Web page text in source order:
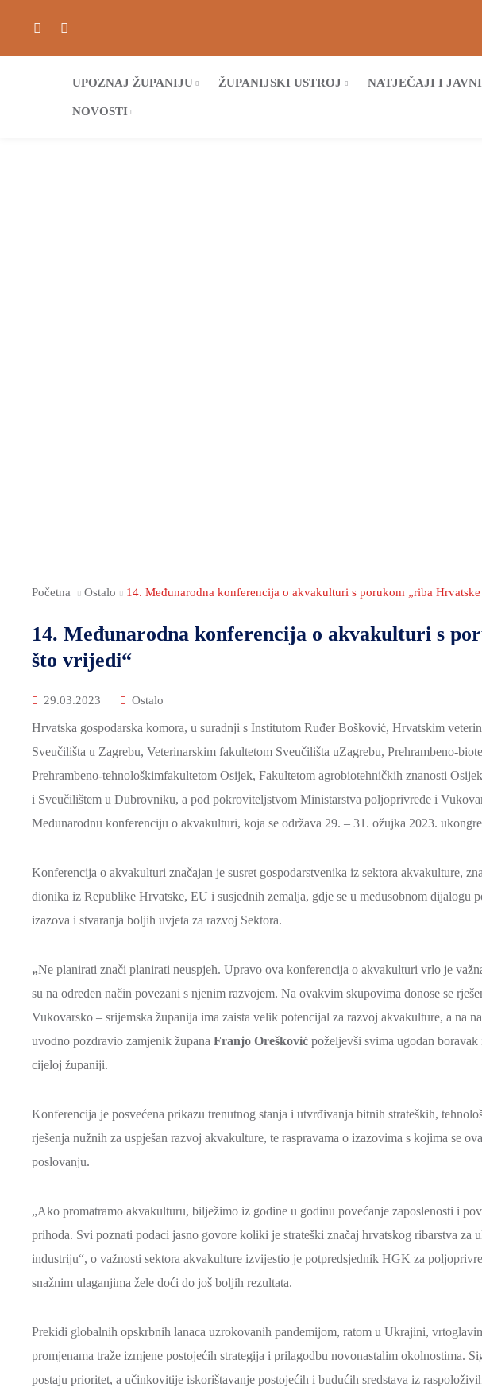
UPOZNAJ ŽUPANIJU ŽUPANIJSKI USTROJ NATJEČAJI I
NOVOSTI
Početna Ostalo 14. Međunarodna konferencija o akvakulturi s porukom „riba
14. Međunarodna konferencija o akvakulturi s
što vrijedi“
29.03.2023 Ostalo
Hrvatska gospodarska komora, u suradnji s Institutom Ruđer Bošković, Hrvatskim
Sveučilišta u Zagrebu, Veterinarskim fakultetom Sveučilišta uZagrebu, Prehrambeno-
Prehrambeno-tehnološkimfakultetom Osijek, Fakultetom agrobiotehničkih znanosti
i Sveučilištem u Dubrovniku, a pod pokroviteljstvom Ministarstva poljoprivrede i
Međunarodnu konferenciju o akvakulturi, koja se održava 29. – 31. ožujka 2023.
Konferencija o akvakulturi značajan je susret gospodarstvenika iz sektora akvakulture,
dionika iz Republike Hrvatske, EU i susjednih zemalja, gdje se u međusobnom dijalogu
izazova i stvaranja boljih uvjeta za razvoj Sektora.
„Ne planirati znači planirati neuspjeh. Upravo ova konferencija o akvakulturi vrlo je
su na određen način povezani s njenim razvojem. Na ovakvim skupovima donose se
Vukovarsko – srijemska županija ima zaista velik potencijal za razvoj akvakulture, a na
uvodno pozdravio zamjenik župana Franjo Orešković poželjevši svima ugodan
cijeloj županiji.
Konferencija je posvećena prikazu trenutnog stanja i utvrđivanja bitnih strateških,
rješenja nužnih za uspješan razvoj akvakulture, te raspravama o izazovima s kojima se
poslovanju.
„Ako promatramo akvakulturu, bilježimo iz godine u godinu povećanje zaposlenosti i
prihoda. Svi poznati podaci jasno govore koliki je strateški značaj hrvatskog ribarstva za
industriju“, o važnosti sektora akvakulture izvijestio je potpredsjednik HGK za
snažnim ulaganjima žele doći do još boljih rezultata.
Prekidi globalnih opskrbnih lanaca uzrokovanih pandemijom, ratom u Ukrajini,
promjenama traže izmjene postojećih strategija i prilagodbu novonastalim okolnostima.
postaju prioritet, a učinkovitije iskorištavanje postojećih i budućih sredstava iz